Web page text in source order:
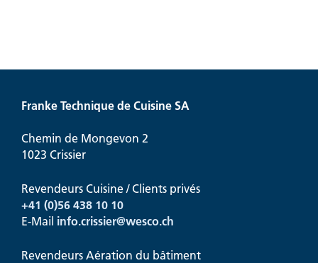
Franke Technique de Cuisine SA
Chemin de Mongevon 2
1023 Crissier
Revendeurs Cuisine / Clients privés
+41 (0)56 438 10 10
E-Mail info.crissier@wesco.ch
Revendeurs Aération du bâtiment